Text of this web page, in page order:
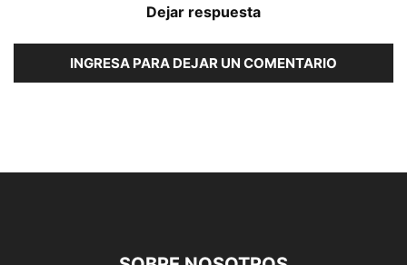
Dejar respuesta
INGRESA PARA DEJAR UN COMENTARIO